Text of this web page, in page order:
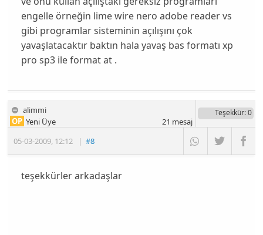
engelle örneğin lime wire nero adobe reader vs
gibi programlar sisteminin açılışını çok
yavaşlatacaktır baktın hala yavaş bas formatı xp
pro sp3 ile format at .
alimmi
05-03-2009, 12:12 |#8
OP Yeni Üye
Teşekkür: 0
21 mesaj
teşekkürler arkadaşlar